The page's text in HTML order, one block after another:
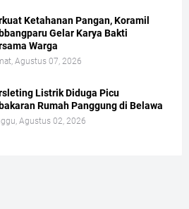
Ketahanan Pangan, Koramil
Gelar Karya Bakti
Warga
Agustus 07, 2026
Listrik Diduga Picu
Rumah Panggung di Belawa
Agustus 02, 2026